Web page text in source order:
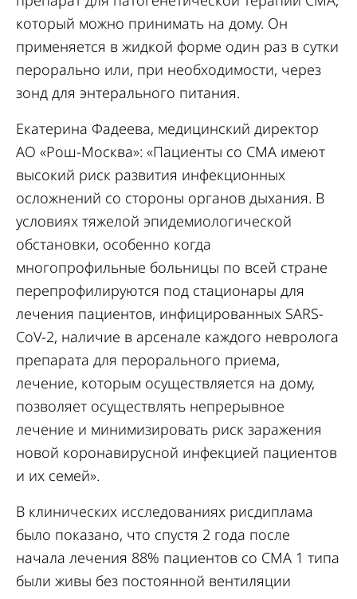
который можно принимать на дому. Он
применяется в жидкой форме один раз в сутки
перорально или, при необходимости, через
зонд для энтерального питания.
Екатерина Фадеева, медицинский директор
АО «Рош-Москва»: «Пациенты со СМА имеют
высокий риск развития инфекционных
осложнений со стороны органов дыхания. В
условиях тяжелой эпидемиологической
обстановки, особенно когда
многопрофильные больницы по всей стране
перепрофилируются под стационары для
лечения пациентов, инфицированных SARS-
CoV-2, наличие в арсенале каждого невролога
препарата для перорального приема,
лечение, которым осуществляется на дому,
позволяет осуществлять непрерывное
лечение и минимизировать риск заражения
новой коронавирусной инфекцией пациентов
и их семей».
В клинических исследованиях рисдиплама
было показано, что спустя 2 года после
начала лечения 88% пациентов со СМА 1 типа
были живы без постоянной вентиляции